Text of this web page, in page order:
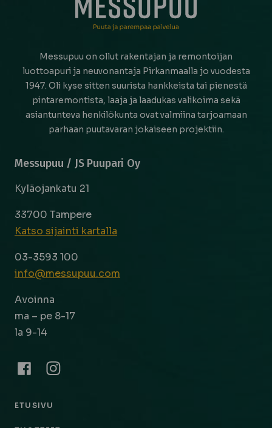
Messupuu on ollut rakentajan ja remontoijan
luottoapuri ja neuvonantaja Pirkanmaalla jo vuodesta
1947. Oli kyse sitten suurista hankkeista tai pienestä
pintaremontista, laaja ja laadukas valikoima sekä
asiantunteva henkilökunta ovat valmiina tarjoamaan
parhaan puutavaran jokaiseen projektiin.
Messupuu / JS Puupari Oy
Kyläojankatu 21
33700 Tampere
Katso sijainti kartalla
03-3593 100
info@messupuu.com
Avoinna
ma – pe 8-17
la 9-14
Facebook
ETUSIVU